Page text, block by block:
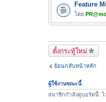
Feature
โดย
ตั้งกระทู้ใหม่
ย้อนกลับหน้าหลัก
ผู้ใช้งานขณะนี้
สมาชิกกำลังดูบอร์ดนี้: